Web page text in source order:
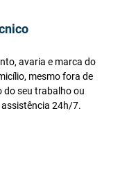
avaria e marca do
mesmo fora de
do seu trabalho ou
24h/7.